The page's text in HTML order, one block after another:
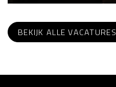
BEKIJK ALLE VACATURES